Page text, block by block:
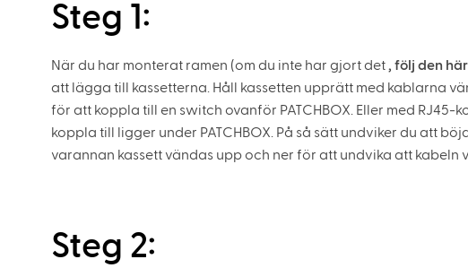
Steg 1:
När du har monterat ramen (om du inte har gjort det , följ den
att lägga till kassetterna. Håll kassetten upprätt med kablarna
för att koppla till en switch ovanför PATCHBOX. Eller med RJ45-
koppla till ligger under PATCHBOX. På så sätt undviker du att
varannan kassett vändas upp och ner för att undvika att kabeln
Steg 2: